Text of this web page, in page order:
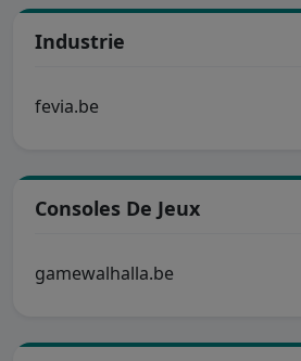
Industrie
fevia.be
Consoles De Jeux
gamewalhalla.be